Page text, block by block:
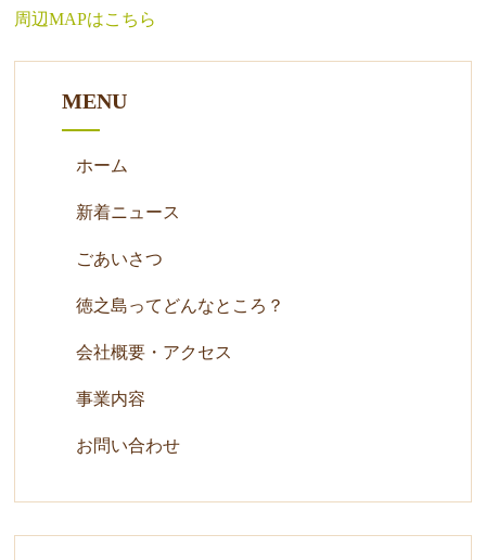
周辺MAPはこちら
MENU
ホーム
新着ニュース
ごあいさつ
徳之島ってどんなところ？
会社概要・アクセス
事業内容
お問い合わせ